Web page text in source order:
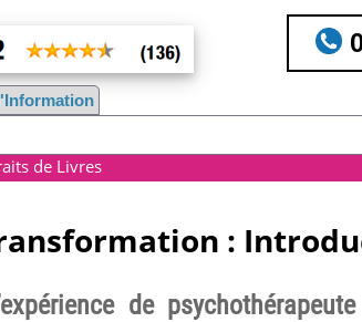
de Livres
:
de